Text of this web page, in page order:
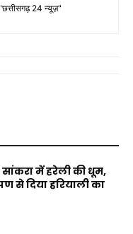
24 न्यूज़"
सांकरा में हरेली की धूम,
से दिया हरियाली का